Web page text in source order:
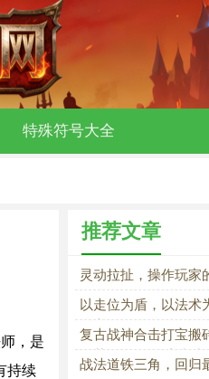
特殊符号大全
，是
持续
推荐文章
灵动拉扯，操作玩家
以走位为盾，以法术
炼之路
复古战神合击打宝搬
推荐、BOSS刷新机
战法道铁三角，回归